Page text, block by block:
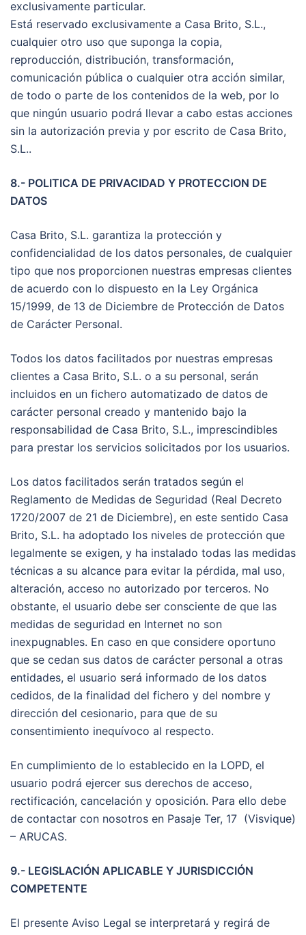
exclusivamente particular.
Está reservado exclusivamente a Casa Brito, S.L.,
cualquier otro uso que suponga la copia,
reproducción, distribución, transformación,
comunicación pública o cualquier otra acción similar,
de todo o parte de los contenidos de la web, por lo
que ningún usuario podrá llevar a cabo estas acciones
sin la autorización previa y por escrito de Casa Brito,
S.L..
8.- POLITICA DE PRIVACIDAD Y PROTECCION DE
DATOS
Casa Brito, S.L. garantiza la protección y
confidencialidad de los datos personales, de cualquier
tipo que nos proporcionen nuestras empresas clientes
de acuerdo con lo dispuesto en la Ley Orgánica
15/1999, de 13 de Diciembre de Protección de Datos
de Carácter Personal.
Todos los datos facilitados por nuestras empresas
clientes a Casa Brito, S.L. o a su personal, serán
incluidos en un fichero automatizado de datos de
carácter personal creado y mantenido bajo la
responsabilidad de Casa Brito, S.L., imprescindibles
para prestar los servicios solicitados por los usuarios.
Los datos facilitados serán tratados según el
Reglamento de Medidas de Seguridad (Real Decreto
1720/2007 de 21 de Diciembre), en este sentido Casa
Brito, S.L. ha adoptado los niveles de protección que
legalmente se exigen, y ha instalado todas las medidas
técnicas a su alcance para evitar la pérdida, mal uso,
alteración, acceso no autorizado por terceros. No
obstante, el usuario debe ser consciente de que las
medidas de seguridad en Internet no son
inexpugnables. En caso en que considere oportuno
que se cedan sus datos de carácter personal a otras
entidades, el usuario será informado de los datos
cedidos, de la finalidad del fichero y del nombre y
dirección del cesionario, para que de su
consentimiento inequívoco al respecto.
En cumplimiento de lo establecido en la LOPD, el
usuario podrá ejercer sus derechos de acceso,
rectificación, cancelación y oposición. Para ello debe
de contactar con nosotros en Pasaje Ter, 17 (Visvique)
– ARUCAS.
9.- LEGISLACIÓN APLICABLE Y JURISDICCIÓN
COMPETENTE
El presente Aviso Legal se interpretará y regirá de